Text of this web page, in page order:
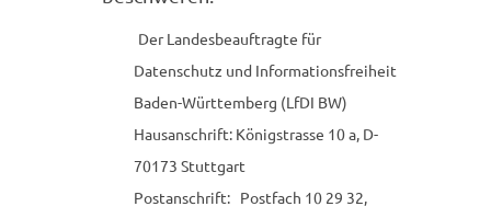
Der Landesbeauftragte für
Datenschutz und Informationsfreiheit
Baden-Württemberg (LfDI BW)
Hausanschrift: Königstrasse 10 a, D-
70173 Stuttgart
Postanschrift: Postfach 10 29 32,